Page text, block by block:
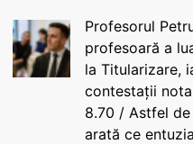
Profesorul
profesoară a
la Titularizare,
contestații
8.70 / Astfel
arată ce